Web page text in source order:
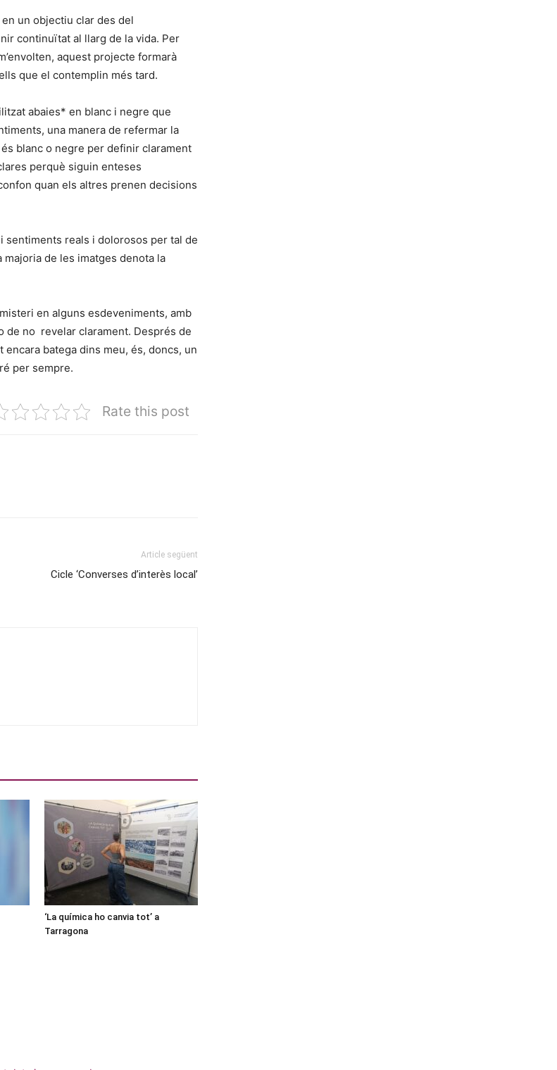
en un objectiu clar des del
continuïtat al llarg de la vida. Per
aquest projecte formarà
que el contemplin més tard.
abaies* en blanc i negre que
una manera de refermar la
blanc o negre per definir clarament
perquè siguin enteses
quan els altres prenen decisions
sentiments reals i dolorosos per tal de
de les imatges denota la
misteri en alguns esdeveniments, amb
de no revelar clarament. Després de
batega dins meu, és, doncs, un
per sempre.
Rate this post
Article següent
Cicle ‘Converses d’interès local’
‘La química ho canvia tot’ a
Tarragona